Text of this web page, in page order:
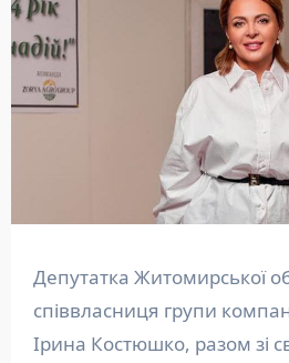
Депутатка Житомирської обласної ради,
співвласниця групи
Ірина Костюшко, разом зі